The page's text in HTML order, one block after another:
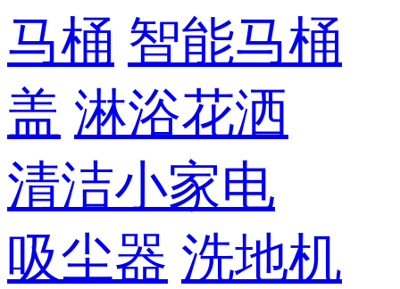
马桶 智能马桶
盖 淋浴花洒
清洁小家电
吸尘器 洗地机